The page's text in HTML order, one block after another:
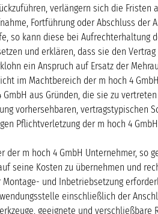
verlängern sich die Fristen
Fortführung oder Abschluss
so kann diese bei Aufrechterhaltung
und erklären, dass sie den
ein Anspruch auf Ersatz der
im Machtbereich der m hoch 4
GmbH aus Gründen, die sie zu
vorhersehbaren, vertragstypischen
Pflichtverletzung der m hoch 4
der m hoch 4 GmbH Unternehmer,
seine Kosten zu übernehmen und
Montage- und Inbetriebsetzung
einschließlich der
geeignete und